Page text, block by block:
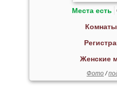
Места есть
Комнаты
Женские
Фото/